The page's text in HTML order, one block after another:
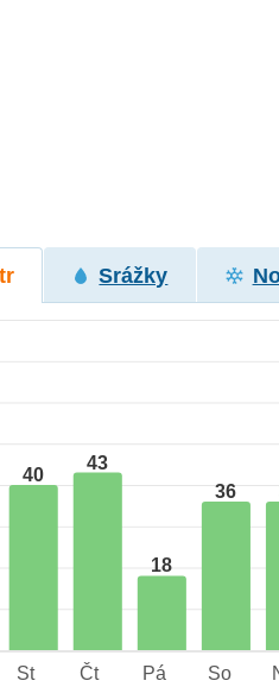
Srážky
40
43
18
36
St Čt Pá So